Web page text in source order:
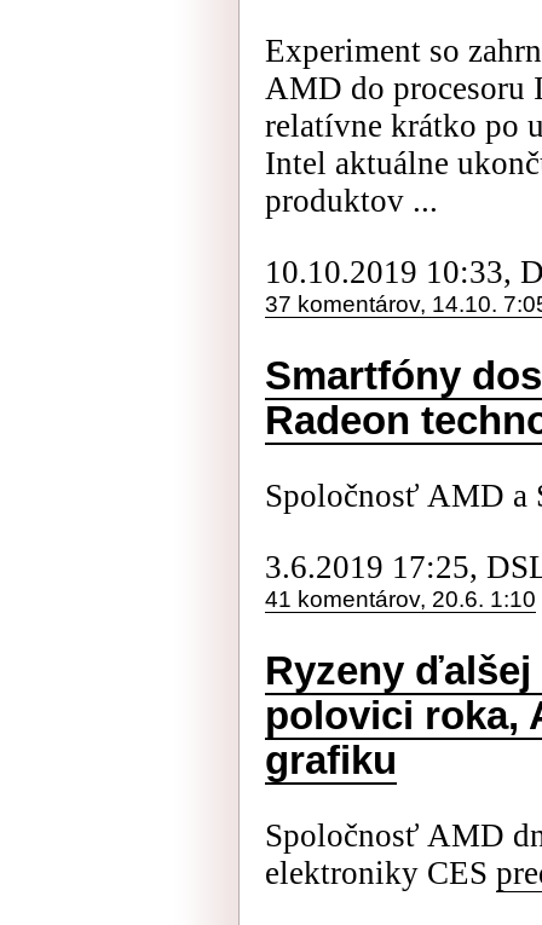
Experiment so
AMD do procesoru
relatívne krátko po
Intel aktuálne
produktov ...
10.10.2019 10:33,
37 komentárov, 14.10.
Smartfóny
Radeon
Spoločnosť AMD a
3.6.2019 17:25,
41 komentárov, 20.6. 1:10
Ryzeny
polovici roka,
grafiku
Spoločnosť AMD
elektroniky CES